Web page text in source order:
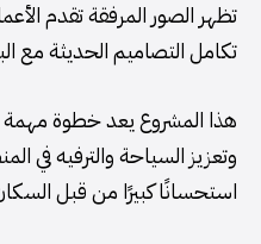
تظهر الصور المرفقة تقدم
تكامل التصاميم الحديثة مع
هذا المشروع يعد خطوة مهمة
وتعزيز السياحة والترفيه في
استحسانًا كبيرًا من قبل